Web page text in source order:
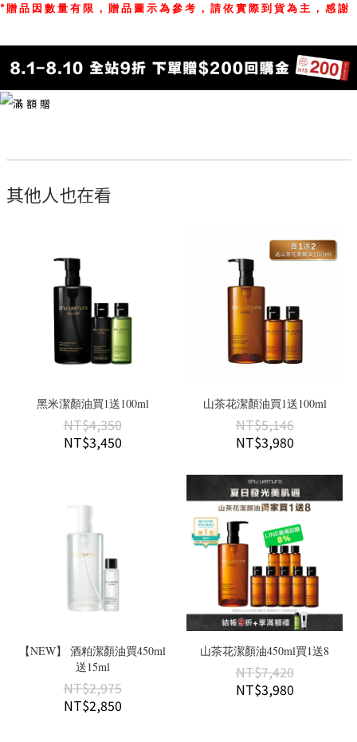
*贈品因數量有限，贈品圖示為參考，請依實際到貨為主，感謝
其他人也在看
黑米潔顏油買1送100ml
NT$4,350
NT$3,450
山茶花潔顏油買1送100ml
NT$5,146
NT$3,980
【NEW】 酒粕潔顏油買450ml
送15ml
NT$2,975
NT$2,850
山茶花潔顏油450ml買1送8
NT$7,420
NT$3,980